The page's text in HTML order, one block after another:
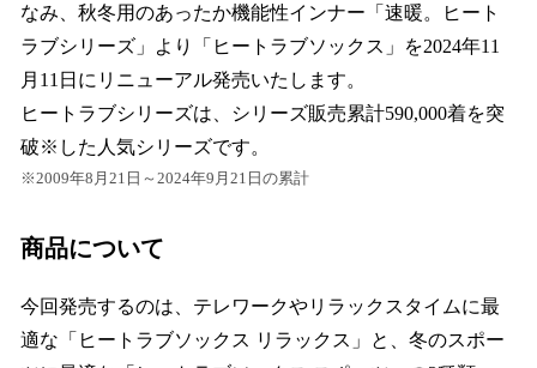
なみ、秋冬用のあったか機能性インナー「速暖。ヒート
ラブシリーズ」より「ヒートラブソックス」を2024年11
月11日にリニューアル発売いたします。
ヒートラブシリーズは、シリーズ販売累計590,000着を突
破※した人気シリーズです。
※2009年8月21日～2024年9月21日の累計
商品について
今回発売するのは、テレワークやリラックスタイムに最
適な「ヒートラブソックス リラックス」と、冬のスポー